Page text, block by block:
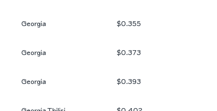
Georgia $0.355
Georgia $0.373
Georgia $0.393